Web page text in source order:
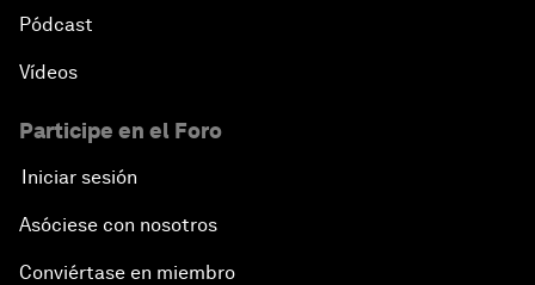
Pódcast
Vídeos
Participe en el Foro
Iniciar sesión
Asóciese con nosotros
Conviértase en miembro